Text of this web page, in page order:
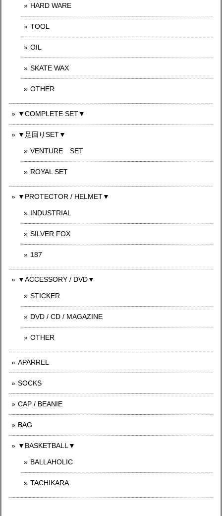
HARD WARE
TOOL
OIL
SKATE WAX
OTHER
▼COMPLETE SET▼
▼足回りSET▼
VENTURE SET
ROYAL SET
▼PROTECTOR / HELMET▼
INDUSTRIAL
SILVER FOX
187
▼ACCESSORY / DVD▼
STICKER
DVD / CD / MAGAZINE
OTHER
APARREL
SOCKS
CAP / BEANIE
BAG
▼BASKETBALL▼
BALLAHOLIC
TACHIKARA